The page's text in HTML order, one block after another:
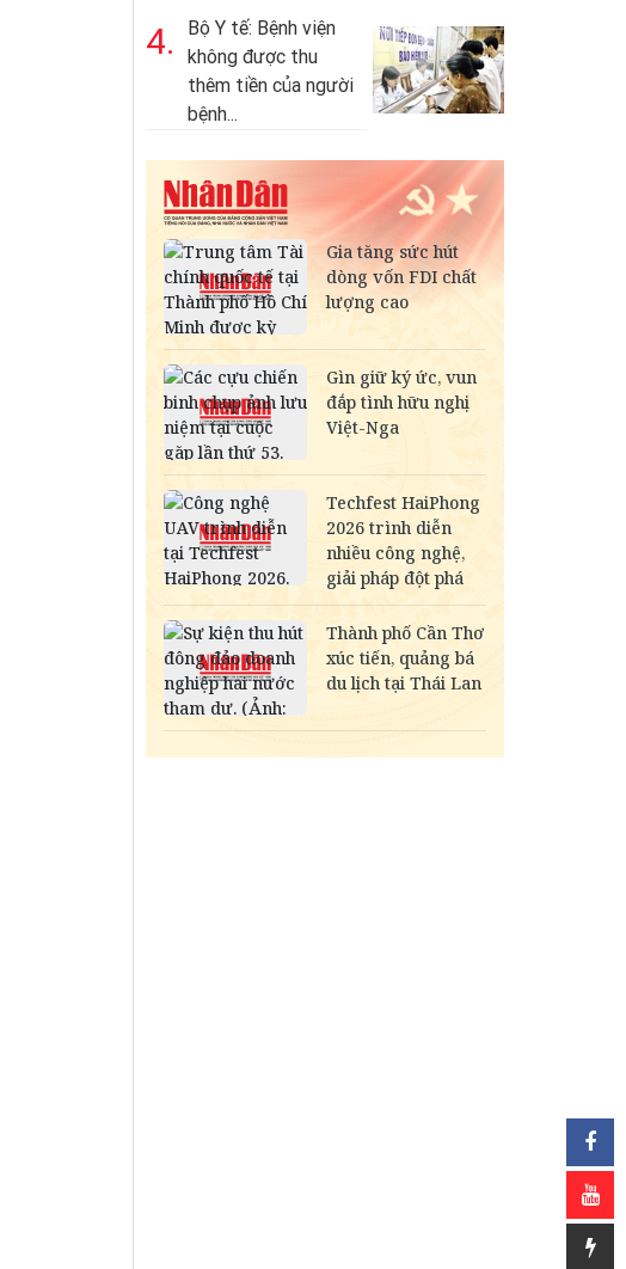
4.
Bộ Y tế: Bệnh viện
không được thu
thêm tiền của người
bệnh...